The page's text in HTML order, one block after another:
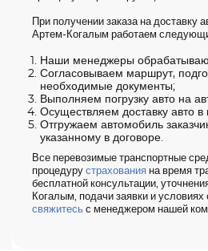
При получении заказа на доставку
Артем-Когалым работаем
Наши менеджеры
Согласовываем маршрут,
необходимые документы;
Выполняем погрузку авто на
Осуществляем доставку авто в
Отгружаем автомобиль
указанному в договоре.
Все перевозимые транспортные
процедуру страхования на время
бесплатной консультации,
Когалым, подачи заявки и условиях
свяжитесь с менеджером нашей